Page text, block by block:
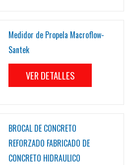
Medidor de Propela Macroflow-
Santek
VER DETALLES
BROCAL DE CONCRETO
REFORZADO FABRICADO DE
CONCRETO HIDRAULICO